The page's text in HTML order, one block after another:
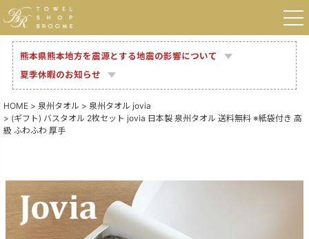
熊本県熊本地方を震源とする地震の影響について
夏季休暇のお知らせ
HOME 泉州タオル
泉州タオル jovia
(ギフト) バスタオル 2枚セット jovia 日本製 泉州タオル 送料無料 ※紙袋付き 高
級 ふわふわ 厚手